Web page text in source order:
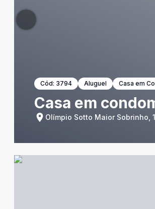
Cód: 3794 Aluguel Casa em
Casa em
Olímpio Sotto Maior Sobrinho,